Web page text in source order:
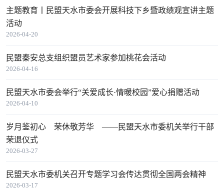
2026-04-20
主题教育丨民盟天水市委会开展科技下乡暨政绩观宣讲主题
活动
2026-04-16
民盟秦安总支组织盟员艺术家参加桃花会活动
2026-04-10
民盟天水市委会举行“关爱成长·情暖校园”爱心捐赠活动
2026-03-27
岁月鉴初心 荣休敬芳华 ——民盟天水市委机关举行干部
荣退仪式
2026-03-17
民盟天水市委机关召开专题学习会传达贯彻全国两会精神